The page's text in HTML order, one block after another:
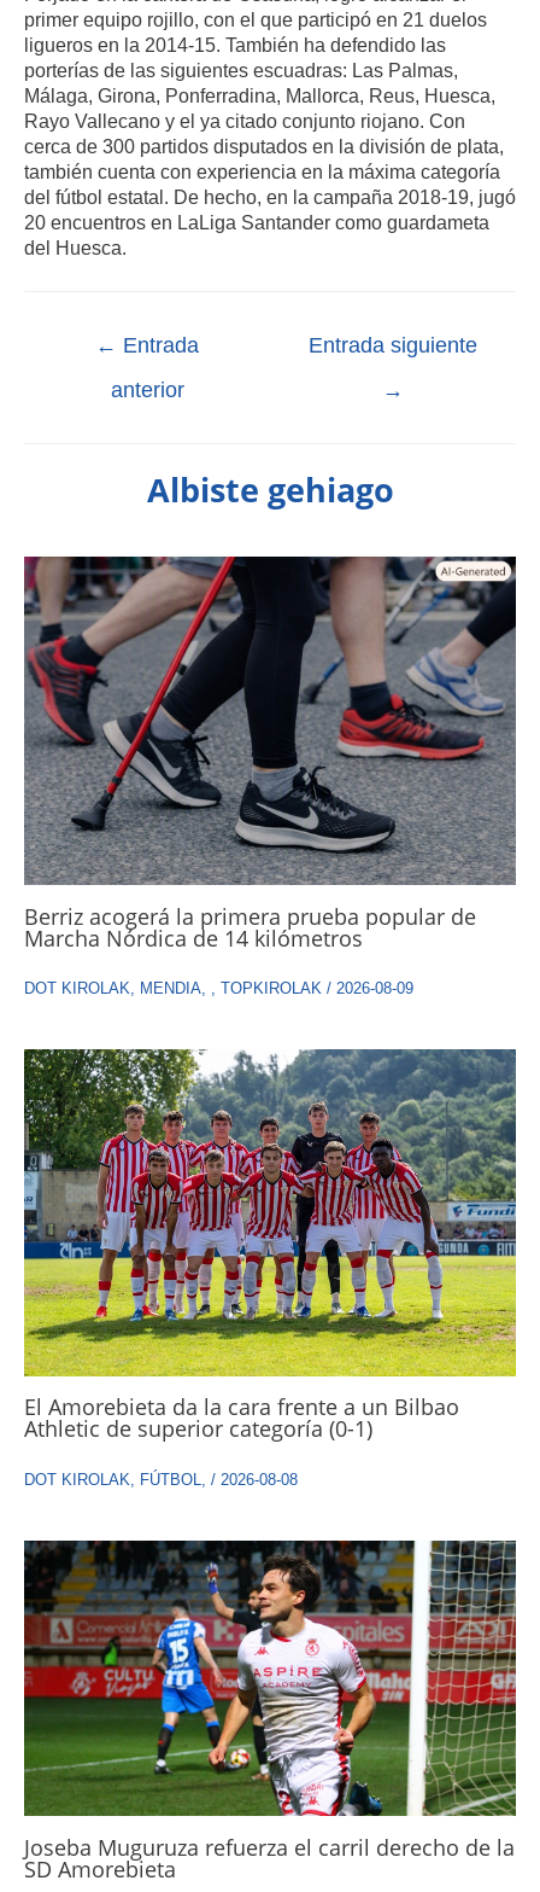
primer equipo rojillo, con el que participó en 21 duelos
ligueros en la 2014-15. También ha defendido las
porterías de las siguientes escuadras: Las Palmas,
Málaga, Girona, Ponferradina, Mallorca, Reus, Huesca,
Rayo Vallecano y el ya citado conjunto riojano. Con
cerca de 300 partidos disputados en la división de plata,
también cuenta con experiencia en la máxima categoría
del fútbol estatal. De hecho, en la campaña 2018-19, jugó
20 encuentros en LaLiga Santander como guardameta
del Huesca.
← Entrada
anterior
Entrada siguiente
→
Albiste gehiago
Berriz acogerá la primera prueba popular de
Marcha Nórdica de 14 kilómetros
DOT KIROLAK, MENDIA, , TOPKIROLAK / 2026-08-09
El Amorebieta da la cara frente a un Bilbao
Athletic de superior categoría (0-1)
DOT KIROLAK FÚTBOL / 2026-08-08
Joseba Muguruza refuerza el carril derecho de la
SD Amorebieta